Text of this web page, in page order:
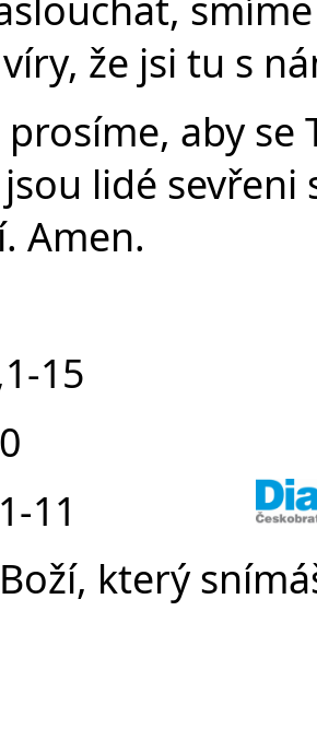
že jsi tu s
prosíme, aby
lidé sevřeni
Amen.
15
11
který